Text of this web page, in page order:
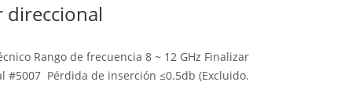
direccional
Rango de frecuencia 8 ~ 12 GHz Finalizar
#5007 Pérdida de inserción ≤0.5db (Excluido.